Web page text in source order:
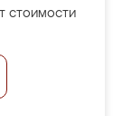
стоимости